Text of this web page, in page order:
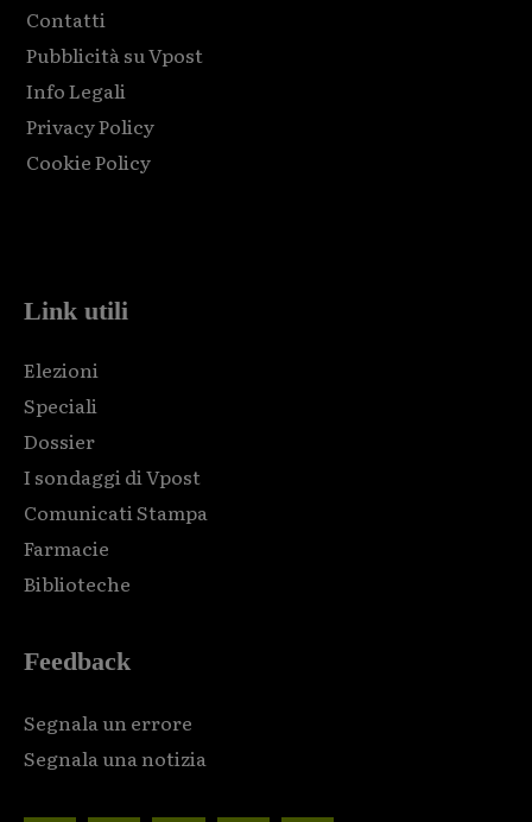
Contatti
Pubblicità su Vpost
Info Legali
Privacy Policy
Cookie Policy
Link utili
Elezioni
Speciali
Dossier
I sondaggi di Vpost
Comunicati Stampa
Farmacie
Biblioteche
Feedback
Segnala un errore
Segnala una notizia